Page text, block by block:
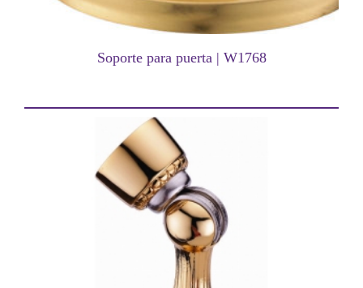
Soporte para puerta | W1768